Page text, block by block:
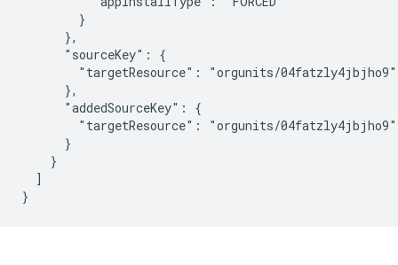
        }
      },
      "sourceKey": {
        "targetResource": "orgunits/04fatzly4jbjho9"
      },
      "addedSourceKey": {
        "targetResource": "orgunits/04fatzly4jbjho9"
      }
    }
  ]